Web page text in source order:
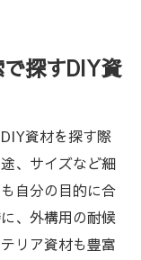
探すDIY資
資材を探す際
、サイズなど細
自分の目的に合
、外構用の耐候
リア資材も豊富